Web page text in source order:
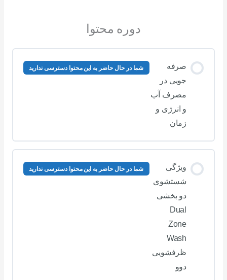
دوره محتوا
صرفه
جویی در
مصرف آب
و انرژی و
زمان
شما در حال حاضر به این محتوا دسترسی ندارید
ویژگی
شستشوی
دو بخشی
Dual
Zone
Wash
ظرفشویی
دوو
شما در حال حاضر به این محتوا دسترسی ندارید